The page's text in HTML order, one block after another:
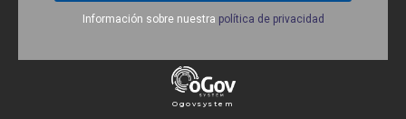
Información sobre nuestra política de privacidad
Ogovsystem